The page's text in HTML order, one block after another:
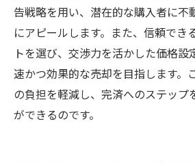
告戦略を用い、潜在的な購入者に不
にアピールします。また、信頼でき
トを選び、交渉力を活かした価格設
速かつ効果的な売却を目指します。
の負担を軽減し、完済へのステップ
ができるのです。